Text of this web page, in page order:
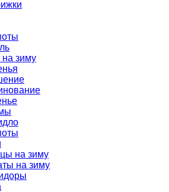
на зиму
на зиму
на зиму